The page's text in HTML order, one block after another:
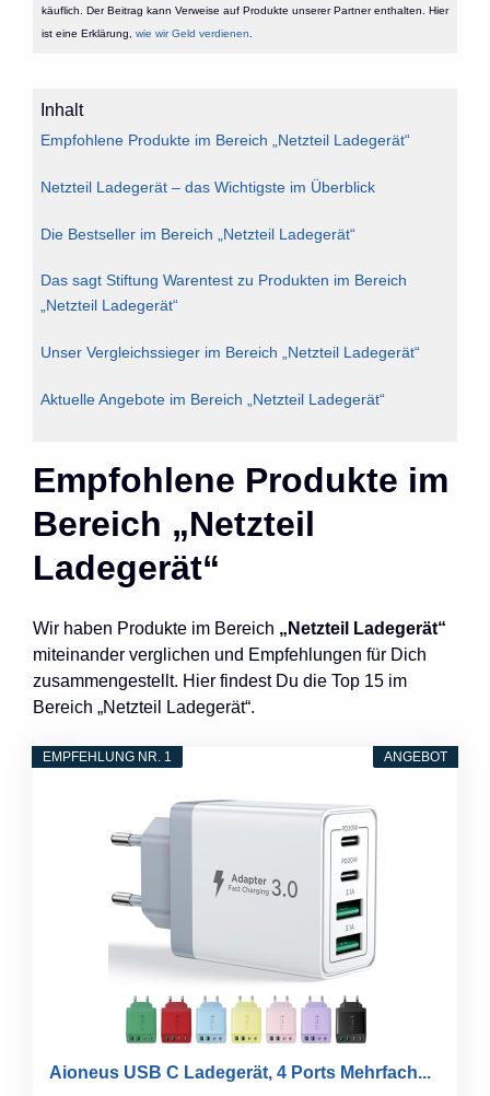
käuflich. Der Beitrag kann Verweise auf Produkte unserer Partner enthalten. Hier
ist eine Erklärung, wie wir Geld verdienen
Inhalt
Empfohlene Produkte im Bereich „Netzteil Ladegerät“
Netzteil Ladegerät – das Wichtigste im Überblick
Die Bestseller im Bereich „Netzteil Ladegerät“
Das sagt Stiftung Warentest zu Produkten im Bereich
„Netzteil Ladegerät“
Unser Vergleichssieger im Bereich „Netzteil Ladegerät“
Aktuelle Angebote im Bereich „Netzteil Ladegerät“
Empfohlene Produkte im
Bereich „Netzteil
Ladegerät“
Wir haben Produkte im Bereich „Netzteil Ladegerät“
miteinander verglichen und Empfehlungen für Dich
zusammengestellt. Hier findest Du die Top 15 im
Bereich „Netzteil Ladegerät“.
ANGEBOT
EMPFEHLUNG NR. 1
Aioneus USB C Ladegerät, 4 Ports Mehrfach...